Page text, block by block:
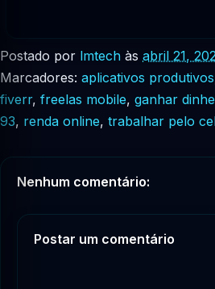
Postado por lmtech às abril 21,
Marcadores: aplicativos produtivos
fiverr, freelas mobile, ganhar
93, renda online, trabalhar pelo
Nenhum comentário:
Postar um comentário